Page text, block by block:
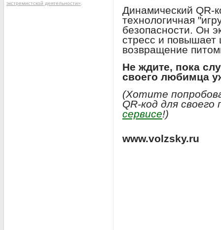
Динамический QR-
технологичная
безопасности. Он
стресс и повышает
возвращение
Не ждите, пока
своего любимца
(Хотите
QR-код для
сервисе!)
www.volzsky.ru
экстремистской деятельности»